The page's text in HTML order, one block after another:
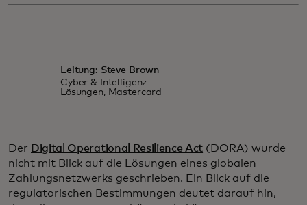
Leitung: Steve Brown
Cyber & Intelligenz
Lösungen, Mastercard
Der Digital Operational Resilience Act (DORA) wurde
nicht mit Blick auf die Lösungen eines globalen
Zahlungsnetzwerks geschrieben. Ein Blick auf die
regulatorischen Bestimmungen deutet darauf hin,